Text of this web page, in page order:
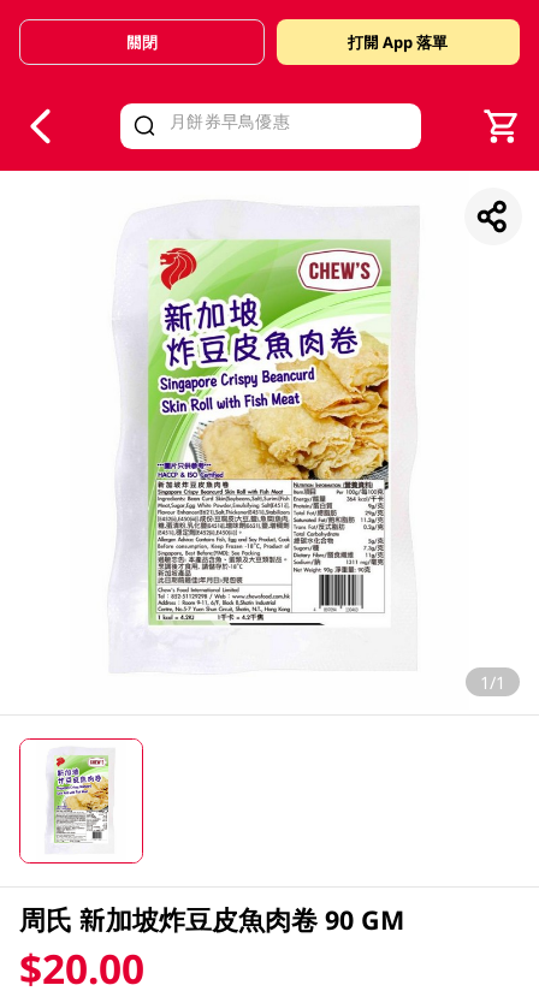
Valid Until 30 June 2026
關閉 打開 App 落單
1/1
周氏 新加坡炸豆皮魚肉卷 90 GM
$20.00